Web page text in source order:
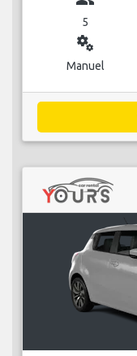
5
miscellaneous_services
Manuel